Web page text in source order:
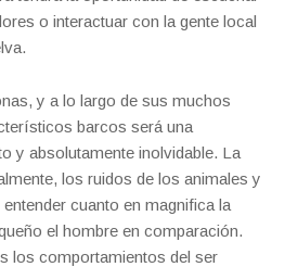
o interactuar con la gente local
y a lo largo de sus muchos
barcos será una
y absolutamente inolvidable. La
los ruidos de los animales y
cuanto en magnifica la
el hombre en comparación.
los comportamientos del ser